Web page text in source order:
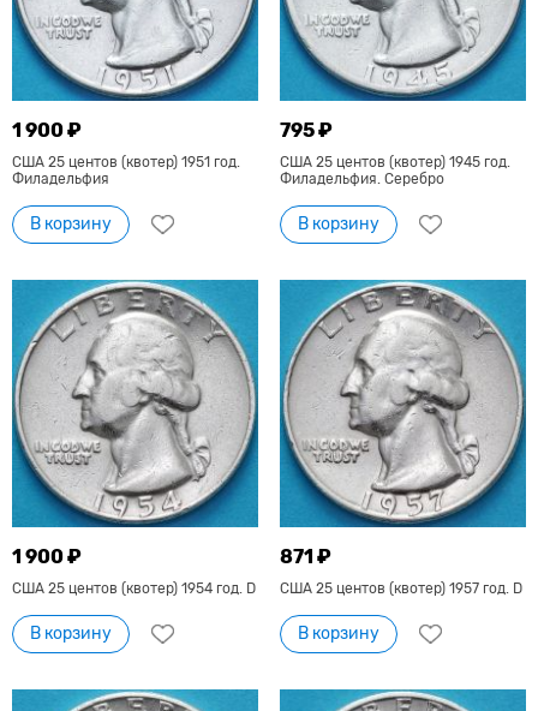
1 900 ₽
США 25 центов (квотер) 1951 год.
Филадельфия
В корзину
795 ₽
США 25 центов (квотер) 1945 год.
Филадельфия. Серебро
В корзину
1 900 ₽
США 25 центов (квотер) 1954 год. D
В корзину
871 ₽
США 25 центов (квотер) 1957 год. D
В корзину